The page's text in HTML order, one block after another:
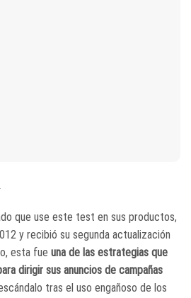
que use este test en sus productos,
y recibió su segunda actualización
esta fue una de las estrategias que
dirigir sus anuncios de campañas
tras el uso engañoso de los